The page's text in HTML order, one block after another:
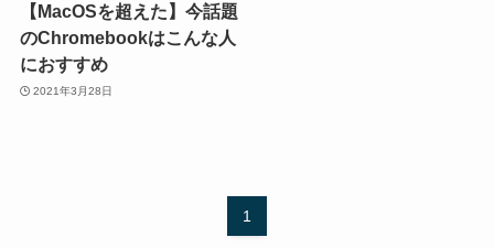
【MacOSを超えた】今話題
のChromebookはこんな人
におすすめ
2021年3月28日
1